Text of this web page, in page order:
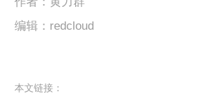
编辑：redcloud
本文链接：